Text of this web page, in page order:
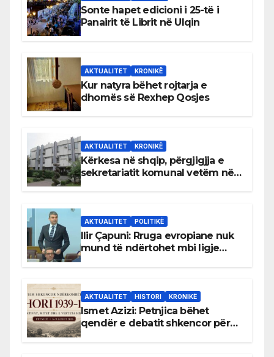
Sonte hapet edicioni i 25-të i
Panairit të Librit në Ulqin
AKTUALITET KRONIKË
Kur natyra bëhet rojtarja e
dhomës së Rexhep Qosjes
AKTUALITET KRONIKË
Kërkesa në shqip, përgjigjja e
sekretariatit komunal vetëm në
AKTUALITET POLITIKË
Ilir Çapuni: Rruga evropiane nuk
mund të ndërtohet mbi ligje
AKTUALITET HISTORI KRONIKË
Ismet Azizi: Petnjica bëhet
qendër e debatit shkencor për